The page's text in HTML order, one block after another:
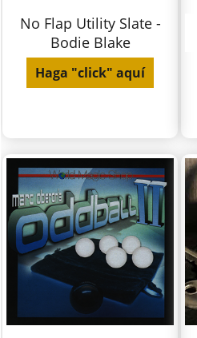
No Flap Utility Slate -
Bodie Blake
Haga "click" aquí